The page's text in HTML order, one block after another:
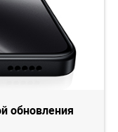
обновления